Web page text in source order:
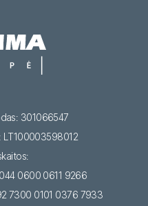
301066547
LT100003598012
0600 0611 9266
7300 0101 0376 7933